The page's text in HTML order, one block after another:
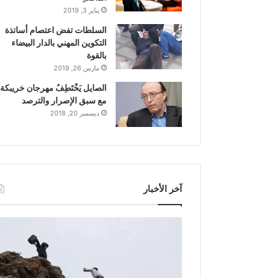
يناير 3, 2019
السلطات تفض اعتصام أساتذة
التكوين المهني بالدار البيضاء
بالقوة
مارس 26, 2019
الصايل يَخْتَطِفُ مهرجان خريبكة
مع سبق الإصرار والترصد
ديسمبر 20, 2018
آخر الأخبار